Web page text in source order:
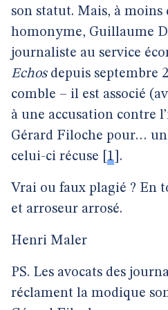
son statut. Mais, à moins
homonyme, Guillaume
journaliste au service
Echosdepuis septembre
comble – il est associé
à une accusation contre
Gérard Filoche pour…
celui-ci récuse
1 .
Vrai ou faux plagié ? En
et arroseur arrosé.
Henri Maler
PS. Les avocats des
réclament la modique